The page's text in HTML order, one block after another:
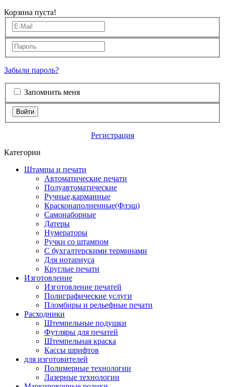
Корзина пуста!
Забыли пароль?
Запомнить меня
Войти
Регистрация
Категории
Штампы и печати
Автоматические печати
Полуавтоматические
Ручные,карманные
Красконаполненные(Флэш)
Самонаборные
Датеры
Нумераторы
Ручки со штампом
С бухгалтерскими терминами
Для нотариуса
Круглые печати
Изготовление
Изготовление печатей
Полиграфические услуги
Пломбиры и рельефные печати
Расходники
Штемпельные подушки
Футляры для печатей
Штемпельная краска
Кассы шрифтов
для изготовителей
Полимерные технологии
Лазерные технологии